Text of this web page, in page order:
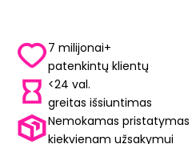
7 milijonai+
patenkintų klientų
<24 val.
greitas išsiuntimas
Nemokamas pristatymas
kiekvienam užsakymui